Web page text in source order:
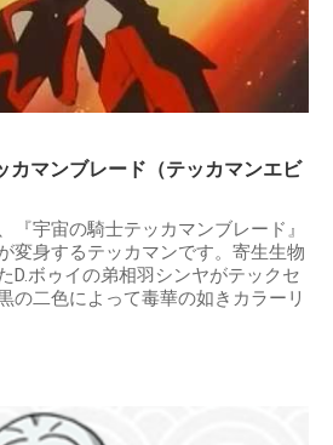
カマンブレード（テッカマンエビ
『宇宙の騎士テッカマンブレード』
変身するテッカマンです。寄生生物
D.ボゥイの弟相羽シンヤがテックセ
の二色によって毒華の如きカラーリ